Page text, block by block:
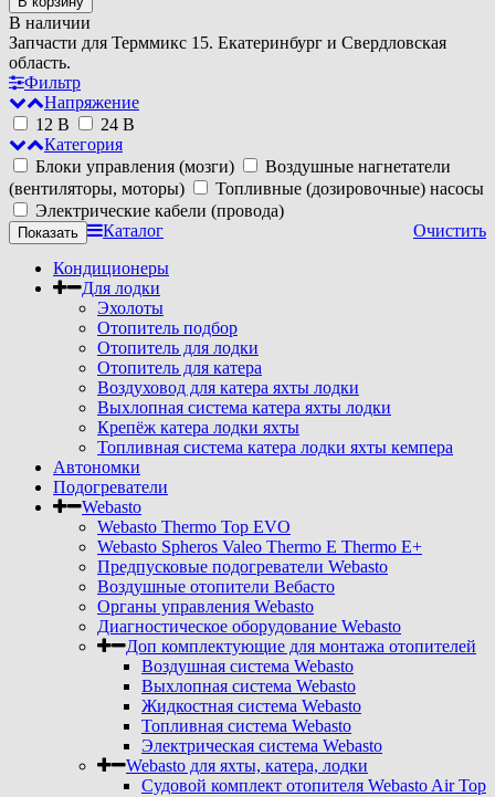
В наличии
Запчасти для Терммикс 15. Екатеринбург и Свердловская
область.
Фильтр
Напряжение
12 В
24 В
Категория
Блоки управления (мозги)
Воздушные нагнетатели
(вентиляторы, моторы)
Топливные (дозировочные) насосы
Электрические кабели (провода)
Очистить
Каталог
Кондиционеры
Для лодки
Эхолоты
Отопитель подбор
Отопитель для лодки
Отопитель для катера
Воздуховод для катера яхты лодки
Выхлопная система катера яхты лодки
Крепёж катера лодки яхты
Топливная система катера лодки яхты кемпера
Автономки
Подогреватели
Webasto
Webasto Thermo Top EVO
Webasto Spheros Valeo Thermo E Thermo E+
Предпусковые подогреватели Webasto
Воздушные отопители Вебасто
Органы управления Webasto
Диагностическое оборудование Webasto
Доп комплектующие для монтажа отопителей
Воздушная система Webasto
Выхлопная система Webasto
Жидкостная система Webasto
Топливная система Webasto
Электрическая система Webasto
Webasto для яхты, катера, лодки
Судовой комплект отопителя Webasto Air Top